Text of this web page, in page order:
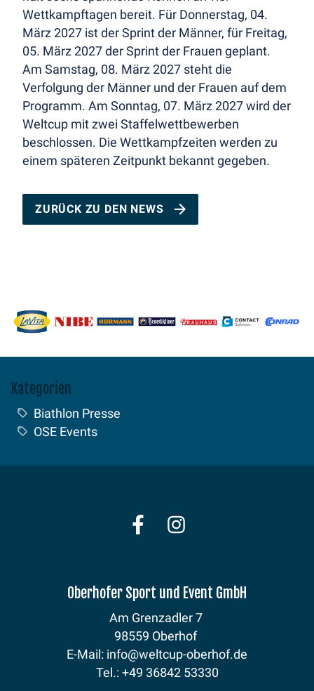
Wettkampftagen bereit. Für Donnerstag, 04.
März 2027 ist der Sprint der Männer, für Freitag,
05. März 2027 der Sprint der Frauen geplant.
Am Samstag, 08. März 2027 steht die
Verfolgung der Männer und der Frauen auf dem
Programm. Am Sonntag, 07. März 2027 wird der
Weltcup mit zwei Staffelwettbewerben
beschlossen. Die Wettkampfzeiten werden zu
einem späteren Zeitpunkt bekannt gegeben.
ZURÜCK ZU DEN NEWS
Kategorien
Biathlon Presse
OSE Events
Oberhofer Sport und Event GmbH
Am Grenzadler 7
98559 Oberhof
E-Mail: info@weltcup-oberhof.de
Tel.: +49 36842 53330